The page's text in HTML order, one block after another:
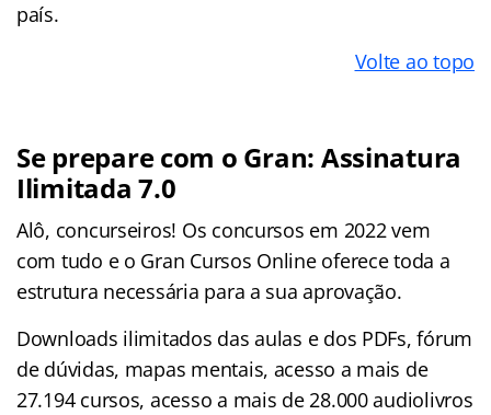
país.
Volte ao topo
Se prepare com o Gran: Assinatura
Ilimitada 7.0
Alô, concurseiros! Os concursos em 2022 vem
com tudo e o Gran Cursos Online oferece toda a
estrutura necessária para a sua aprovação.
Downloads ilimitados das aulas e dos PDFs, fórum
de dúvidas, mapas mentais, acesso a mais de
27.194 cursos, acesso a mais de 28.000 audiolivros